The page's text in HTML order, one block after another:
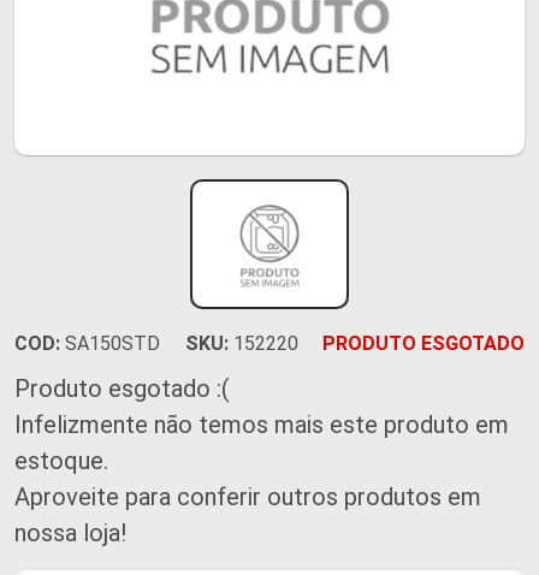
COD: SA150STD SKU: 152220 PRODUTO ESGOTADO
Produto esgotado :(
Infelizmente não temos mais este produto em
estoque.
Aproveite para conferir outros produtos em
nossa loja!